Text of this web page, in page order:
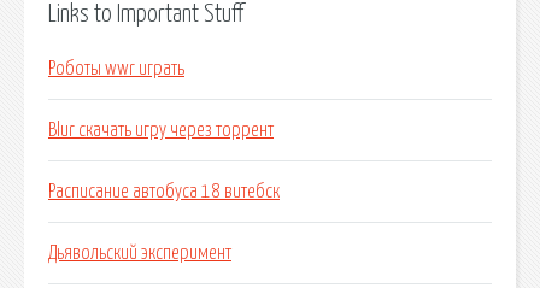
Links to Important Stuff
Роботы wwr играть
Blur скачать игру через торрент
Расписание автобуса 18 витебск
Дьявольский эксперимент